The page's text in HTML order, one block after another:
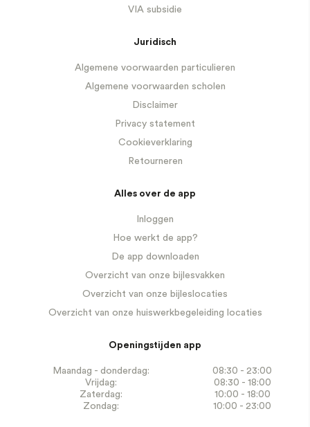
VIA subsidie
Juridisch
Algemene voorwaarden particulieren
Algemene voorwaarden scholen
Disclaimer
Privacy statement
Cookieverklaring
Retourneren
Alles over de app
Inloggen
Hoe werkt de app?
De app downloaden
Overzicht van onze bijlesvakken
Overzicht van onze bijleslocaties
Overzicht van onze huiswerkbegeleiding locaties
Openingstijden app
Maandag - donderdag:
08:30 - 23:00
Vrijdag:
08:30 - 18:00
Zaterdag:
10:00 - 18:00
Zondag:
10:00 - 23:00